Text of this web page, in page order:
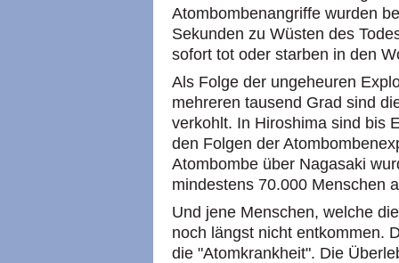
Atombombenangriffe wurden
Sekunden zu Wüsten des
sofort tot oder starben in den
Als Folge der ungeheuren
mehreren tausend Grad sind
verkohlt. In Hiroshima sind bis
den Folgen der
Atombombe über Nagasaki
mindestens 70.000 Menschen
Und jene Menschen, welche
noch längst nicht entkommen.
die "Atomkrankheit". Die